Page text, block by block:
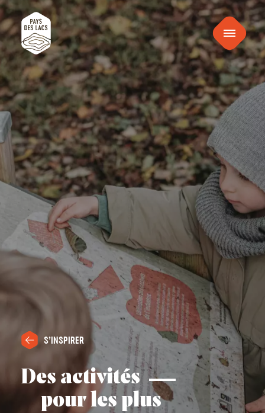
au
contenu
Pays
des
Lacs
Menu
S’INSPIRER
Des activités
pour les plus